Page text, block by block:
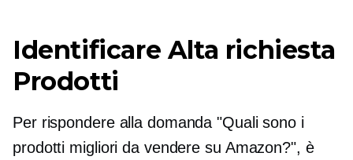
Identificare Alta richiesta
Prodotti
Per rispondere alla domanda "Quali sono i
prodotti migliori da vendere su Amazon?", è